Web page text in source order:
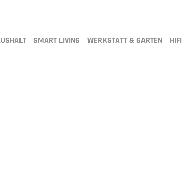
SMART LIVING WERKSTATT & GARTEN